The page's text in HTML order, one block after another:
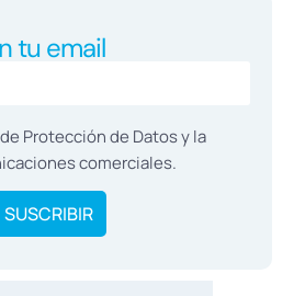
tu email
Protección de Datosy la
comerciales.
SUSCRIBIR